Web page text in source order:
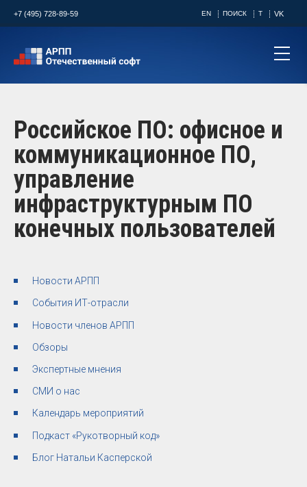
+7 (495) 728-89-59 EN ПОИСК T VK
Российское ПО: офисное и
коммуникационное ПО,
управление
инфраструктурным ПО
конечных пользователей
Новости АРПП
События ИТ-отрасли
Новости членов АРПП
Обзоры
Экспертные мнения
СМИ о нас
Календарь мероприятий
Подкаст «Рукотворный код»
Блог Натальи Касперской